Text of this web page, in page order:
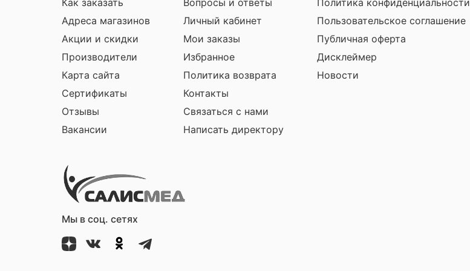
Адреса магазинов
Акции и скидки
Производители
Карта сайта
Сертификаты
Отзывы
Вакансии
Личный кабинет
Мои заказы
Избранное
Политика возврата
Контакты
Связаться с нами
Написать директору
Пользовательское соглашение
Публичная оферта
Дисклеймер
Новости
Мы в соц. сетях